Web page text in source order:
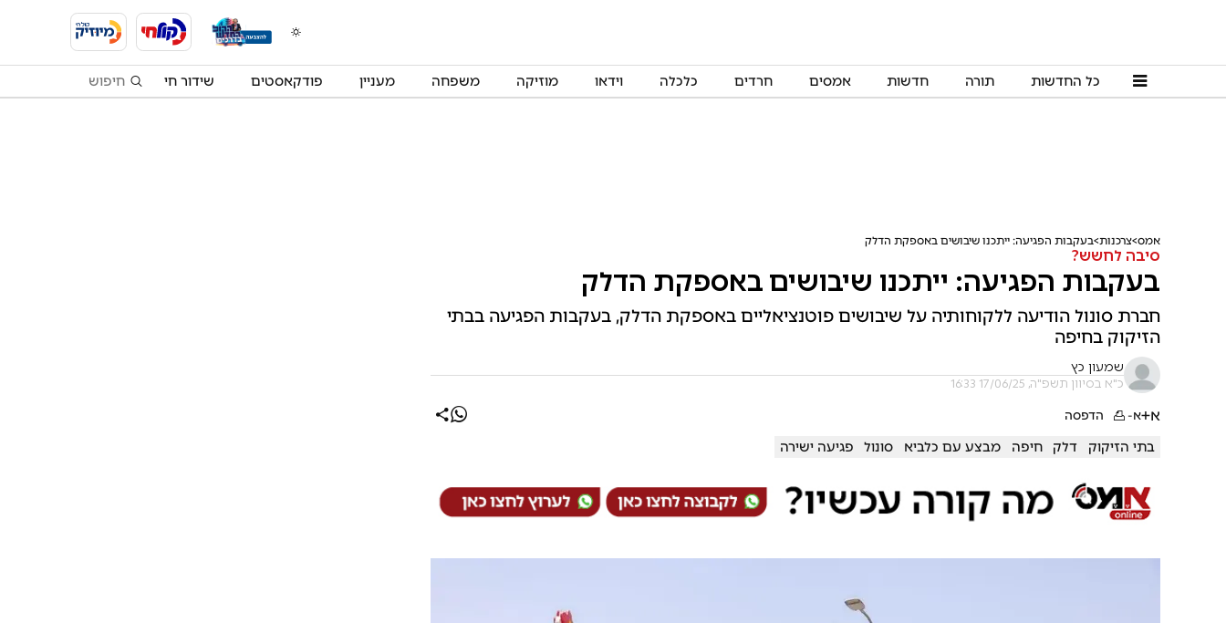
כל החדשות תורה חדשות אמסים חרדים כלכלה וידאו מוזיקה משפחה מעניין פודקאסטים שידור חי
אמס צרכנות בעקבות הפגיעה: ייתכנו שיבושים באספקת הדלק
סיבה לחשש?
בעקבות הפגיעה: ייתכנו שיבושים באספקת הדלק
חברת סונול הודיעה ללקוחותיה על שיבושים פוטנציאליים באספקת הדלק, בעקבות הפגיעה בבתי
הזיקוק בחיפה
שמעון כץ
כ"א בסיוון תשפ"ה, 17/06/25 16:33
א+א- הדפסה
בתי הזיקוק דלק חיפה מבצע עם כלביא סונול פגיעה ישירה